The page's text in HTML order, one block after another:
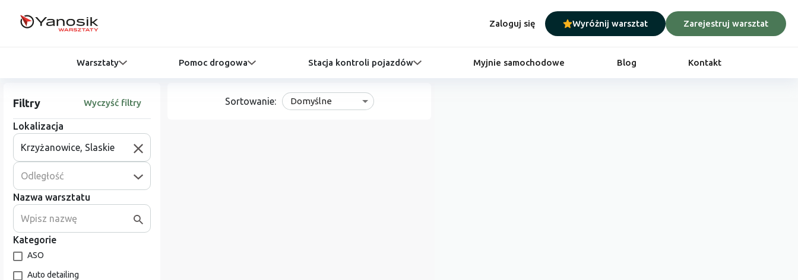
Zaloguj się Wyróżnij warsztat Zarejestruj warsztat
Warsztaty Pomoc drogowa Stacja kontroli pojazdów Myjnie samochodowe Blog Kontakt
Filtry Wyczyść filtry
Lokalizacja
Odległość
Nazwa warsztatu
Kategorie
ASO
Auto detailing
Sortowanie: Domyślne